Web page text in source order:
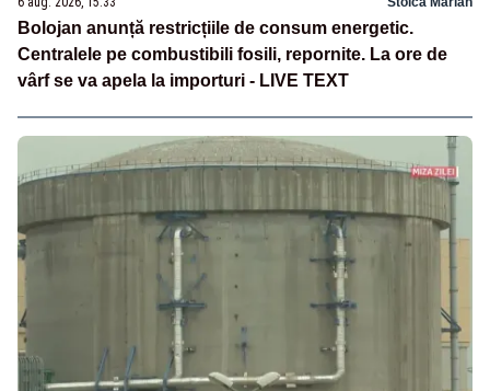
Bolojan anunță restricțiile de consum energetic.
Centralele pe combustibili fosili, repornite. La ore de
vârf se va apela la importuri - LIVE TEXT